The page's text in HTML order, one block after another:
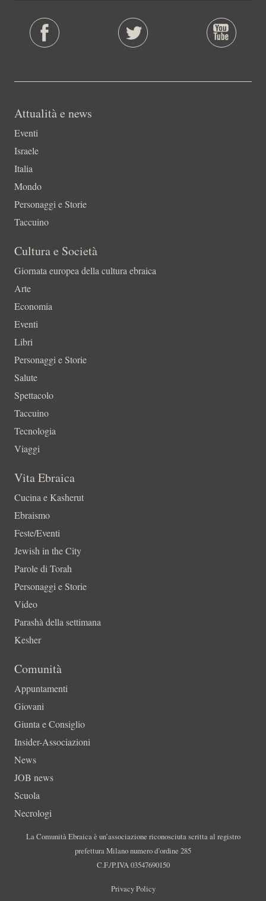
Attualità e news
Eventi
Israele
Italia
Mondo
Personaggi e Storie
Taccuino
Cultura e Società
Giornata europea della cultura ebraica
Arte
Economia
Eventi
Libri
Personaggi e Storie
Salute
Spettacolo
Taccuino
Tecnologia
Viaggi
Vita Ebraica
Cucina e Kasherut
Ebraismo
Feste/Eventi
Jewish in the City
Parole di Torah
Personaggi e Storie
Video
Parashà della settimana
Kesher
Comunità
Appuntamenti
Giovani
Giunta e Consiglio
Insider-Associazioni
News
JOB news
Scuola
Necrologi
La Comunità Ebraica è un’associazione riconosciuta scritta al registro
prefettura Milano numero d’ordine 285
C.F./P.IVA 03547690150
Privacy Policy